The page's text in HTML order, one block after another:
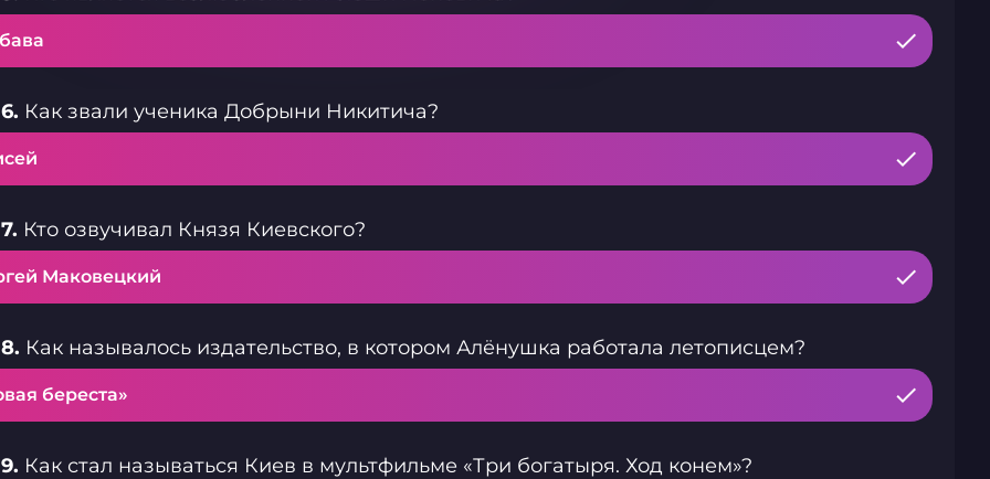
Как звали ученика Добрыни Никитича?
Кто озвучивал Князя Киевского?
Маковецкий
Как называлось издательство, в котором Алёнушка работала летописцем?
береста»
Как стал называться Киев в мультфильме «Три богатыря. Ход конем»?